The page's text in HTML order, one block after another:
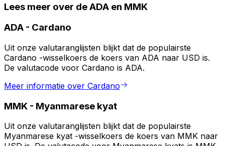
Lees meer over de ADA en MMK
ADA - Cardano
Uit onze valutaranglijsten blijkt dat de populairste
Cardano -wisselkoers de koers van ADA naar USD is.
De valutacode voor Cardano is ADA.
Meer informatie over Cardano
MMK - Myanmarese kyat
Uit onze valutaranglijsten blijkt dat de populairste
Myanmarese kyat -wisselkoers de koers van MMK naar